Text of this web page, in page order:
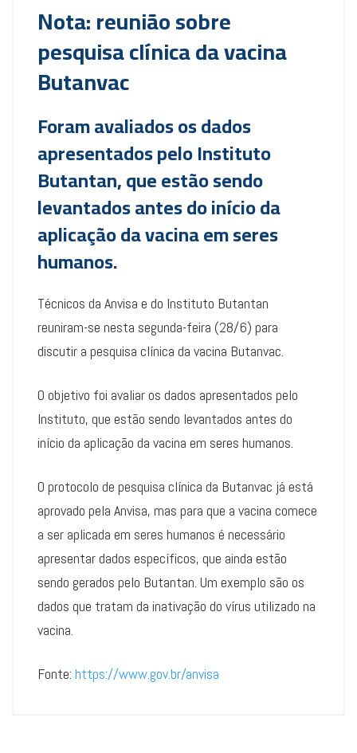
Nota: reunião sobre
pesquisa clínica da vacina
Butanvac
Foram avaliados os dados
apresentados pelo Instituto
Butantan, que estão sendo
levantados antes do início da
aplicação da vacina em seres
humanos.
Técnicos da Anvisa e do Instituto Butantan
reuniram-se nesta segunda-feira (28/6) para
discutir a pesquisa clínica da vacina Butanvac.
O objetivo foi avaliar os dados apresentados pelo
Instituto, que estão sendo levantados antes do
início da aplicação da vacina em seres humanos.
O protocolo de pesquisa clínica da Butanvac já está
aprovado pela Anvisa, mas para que a vacina comece
a ser aplicada em seres humanos é necessário
apresentar dados específicos, que ainda estão
sendo gerados pelo Butantan. Um exemplo são os
dados que tratam da inativação do vírus utilizado na
vacina.
Fonte: https://www.gov.br/anvisa